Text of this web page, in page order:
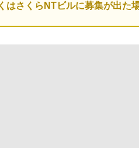
はさくらNTビルに募集が出た